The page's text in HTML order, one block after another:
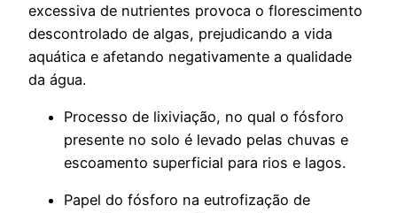
excessiva de nutrientes provoca o florescimento
descontrolado de algas, prejudicando a vida
aquática e afetando negativamente a qualidade
da água.
Processo de lixiviação, no qual o fósforo
presente no solo é levado pelas chuvas e
escoamento superficial para rios e lagos.
Papel do fósforo na eutrofização de